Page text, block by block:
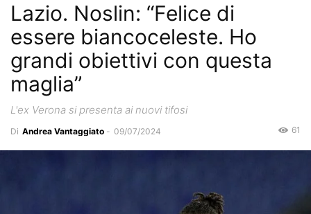
Lazio. Noslin: “Felice di
essere biancoceleste. Ho
grandi obiettivi con questa
maglia”
L'ex Verona si presenta ai nuovi tifosi
Di Andrea Vantaggiato - 09/07/2024 61